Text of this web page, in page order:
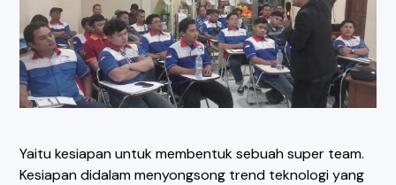
Yaitu kesiapan untuk membentuk sebuah super team.
Kesiapan didalam menyongsong trend teknologi yang